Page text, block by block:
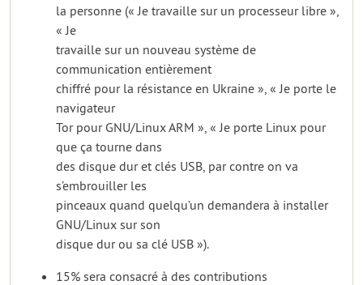
la personne (« Je travaille sur un processeur libre »,
« Je
travaille sur un nouveau système de
communication entièrement
chiffré pour la résistance en Ukraine », « Je porte le
navigateur
Tor pour GNU/Linux ARM », « Je porte Linux pour
que ça tourne dans
des disque dur et clés USB, par contre on va
s’embrouiller les
pinceaux quand quelqu’un demandera à installer
GNU/Linux sur son
disque dur ou sa clé USB »).
15% sera consacré à des contributions